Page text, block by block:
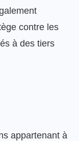
contre les
à des tiers
appartenant à